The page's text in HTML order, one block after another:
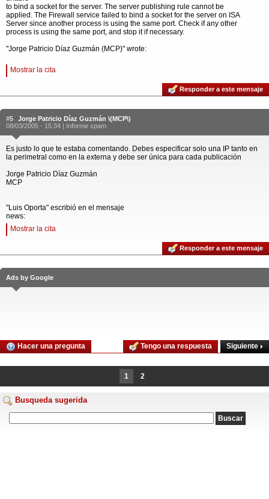
to bind a socket for the server. The server publishing rule cannot be
applied. The Firewall service failed to bind a socket for the server on ISA
Server since another process is using the same port. Check if any other
process is using the same port, and stop it if necessary.
"Jorge Patricio Díaz Guzmán (MCP)" wrote:
Mostrar la cita
Responder a este mensaje
#5
Jorge Patricio Díaz Guzmán \(MCP\)
08/03/2005 - 15:34 | Informe spam
Es justo lo que te estaba comentando. Debes especificar solo una IP tanto en
la perimetral como en la externa y debe ser única para cada publicación
Jorge Patricio Díaz Guzmán
MCP
"Luis Oporta" escribió en el mensaje
news:
Mostrar la cita
Responder a este mensaje
Ads by Google
Hacer una pregunta Siguiente
Tengo una respuesta
1 2
Busqueda sugerida